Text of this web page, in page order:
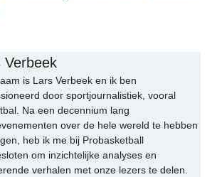
Verbeek
is Lars Verbeek en ik ben
door sportjournalistiek, vooral
Na een decennium lang
over de hele wereld te hebben
heb ik me bij Probasketball
om inzichtelijke analyses en
verhalen met onze lezers te delen.